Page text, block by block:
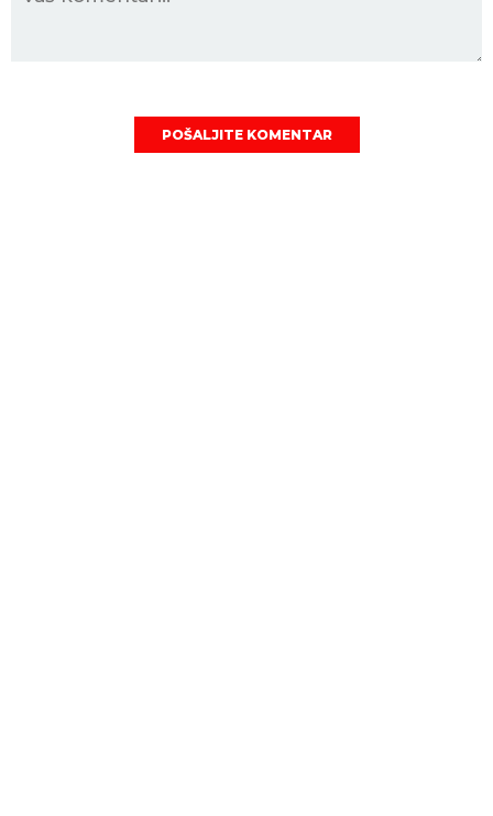
POŠALJITE KOMENTAR